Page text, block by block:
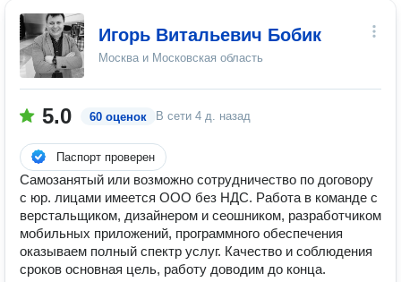
Игорь Витальевич Бобик
Москва и Московская область
5.0 60 оценок В сети 4 д. назад
Паспорт проверен
Самозанятый или возможно сотрудничество по договору
c юр. лицами имеется ООО без НДС. Работа в команде с
верстальщиком, дизайнером и сеошником, разработчиком
мобильных приложений, программного обеспечения
оказываем полный спектр услуг. Качество и соблюдения
сроков основная цель, работу доводим до конца.